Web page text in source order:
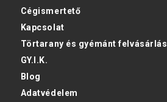
Cégismertető
Kapcsolat
Törtarany és gyémánt felvásárlás
GY.I.K.
Blog
Adatvédelem